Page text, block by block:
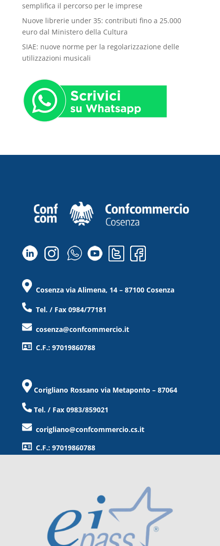
semplifica il percorso per le imprese
Nuove librerie under 35: contributi fino a 25.000
euro dal Ministero della Cultura
SIAE: nuove norme per la regolarizzazione delle
utilizzazioni musicali
Cosenza via Alimena, 14 – 87100 Cosenza
Tel. / Fax 0984/77181
cosenza@confcommercio.it
C.F.: 97019860788
Corigliano Rossano via Metaponto – 87064
Tel. / Fax 0983/859021
corigliano@confcommercio.cs.it
C.F.: 97019860788